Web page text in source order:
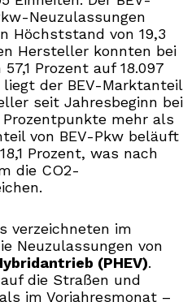
Neuzulassungen
Höchststand von 19,3
Hersteller konnten bei
Prozent auf 18.097
liegt der BEV-Marktanteil
seit Jahresbeginn bei
Prozentpunkte mehr als
von BEV-Pkw beläuft
Prozent, was nach
die CO2-
verzeichneten im
Neuzulassungen von
(PHEV).
die Straßen und
im Vorjahresmonat –